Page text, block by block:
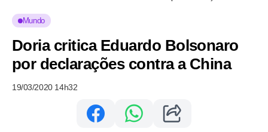
Mundo
Doria critica Eduardo Bolsonaro
por declarações contra a China
19/03/2020 14h32